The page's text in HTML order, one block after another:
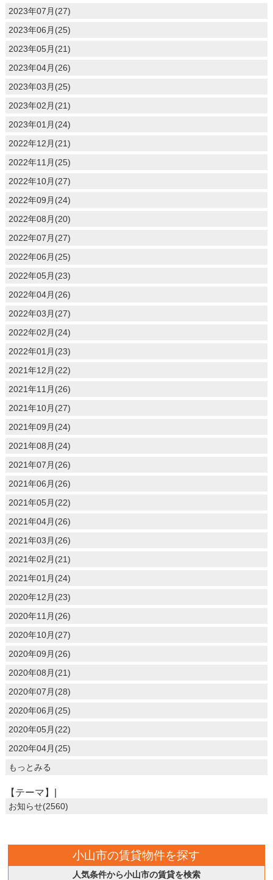
2023年07月(27)
2023年06月(25)
2023年05月(21)
2023年04月(26)
2023年03月(25)
2023年02月(21)
2023年01月(24)
2022年12月(21)
2022年11月(25)
2022年10月(27)
2022年09月(24)
2022年08月(20)
2022年07月(27)
2022年06月(25)
2022年05月(23)
2022年04月(26)
2022年03月(27)
2022年02月(24)
2022年01月(23)
2021年12月(22)
2021年11月(26)
2021年10月(27)
2021年09月(24)
2021年08月(24)
2021年07月(26)
2021年06月(26)
2021年05月(22)
2021年04月(26)
2021年03月(26)
2021年02月(21)
2021年01月(24)
2020年12月(23)
2020年11月(26)
2020年10月(27)
2020年09月(26)
2020年08月(21)
2020年07月(28)
2020年06月(25)
2020年05月(22)
2020年04月(25)
もっとみる
【テーマ】|
お知らせ(2560)
小山市の賃貸物件を探す
人気条件から小山市の賃貸を検索